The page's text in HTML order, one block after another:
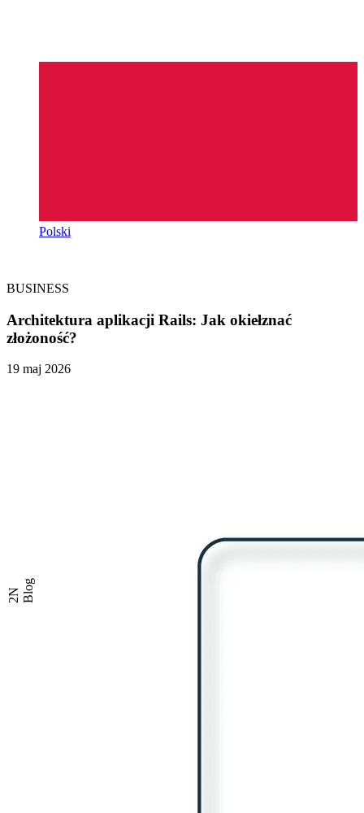
Polski
2N Blog
BUSINESS
Architektura aplikacji Rails: Jak okiełznać
złożoność?
19 maj 2026